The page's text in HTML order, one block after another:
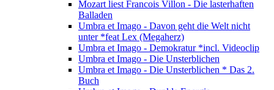
Mozart liest Francois Villon - Die lasterhaften
Balladen
Umbra et Imago - Davon geht die Welt nicht
unter *feat Lex (Megaherz)
Umbra et Imago - Demokratur *incl. Videoclip
Umbra et Imago - Die Unsterblichen
Umbra et Imago - Die Unsterblichen * Das 2.
Buch